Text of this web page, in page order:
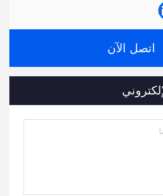
اتصل الآن